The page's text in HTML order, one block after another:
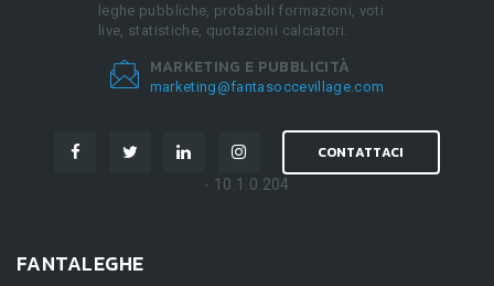
leghe pubbliche, probabili formazioni, voti
live, statistiche, quotazioni calciatori.
MARKETING E PUBBLICITÀ
marketing@fantasoccevillage.com
CONTATTACI
- 10.1.0.204
FANTALEGHE